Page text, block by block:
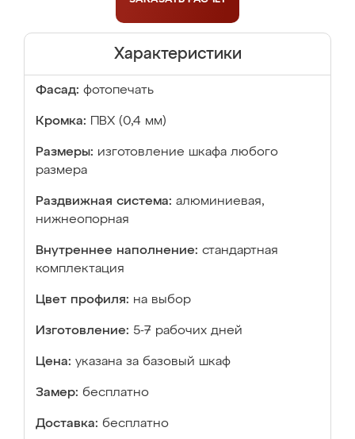
Характеристики
Фасад: фотопечать
Кромка: ПВХ (0,4 мм)
Размеры: изготовление шкафа любого
размера
Раздвижная система: алюминиевая,
нижнеопорная
Внутреннее наполнение: стандартная
комплектация
Цвет профиля: на выбор
Изготовление: 5-7 рабочих дней
Цена: указана за базовый шкаф
Замер: бесплатно
Доставка: бесплатно